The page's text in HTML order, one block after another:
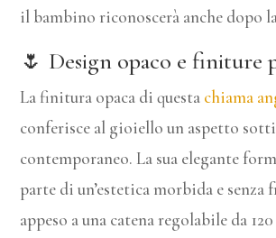
il bambino riconoscerà anche dopo
🌷 Design opaco e finiture
La finitura opaca di questa chiama
conferisce al gioiello un aspetto
contemporaneo. La sua elegante
parte di un’estetica morbida e senza
appeso a una catena regolabile da 120